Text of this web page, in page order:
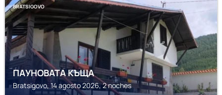
BRATSIGOVO
ПАУНОВАТА КЪЩА
Bratsigovo, 14 agosto 2026, 2 noches